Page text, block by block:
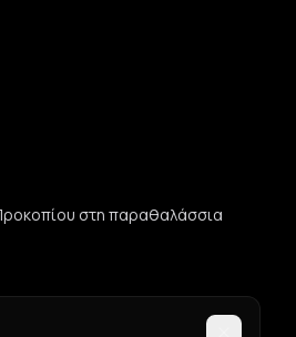
στη παραθαλάσσια